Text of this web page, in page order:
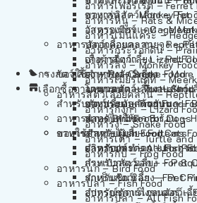
อาหารเฟอร์เร็ต – Ferret
อาหารหนู – Rats &
อาหารเม่นแคระ –
อาหารกระรอกดิน –
อาหารลิง – Monkey
อาหารเมียร์แคท –
อาหารสัตว์เลี้อยคลาน –
อาหารกิ้งก่า – Lizard
อาหารงู – Snake Food
อาหารเต่า – Turtle and
อาหารกบ – Frog Food
อาหารนก – Bird Food
อาหารปลา – Fish Food
อาหารปลา – All Fish
อาหารลิง – Monkey
อาหารเมียร์แคท –
อาหารสัตว์เลี้อยคลาน –
อาหารกิ้งก่า – Lizard
อาหารงู – Snake Food
อาหารเต่า – Turtle and
อาหารกบ – Frog Food
อาหารนก – Bird Food
อาหารปลา – Fish Food
อาหารปลา – All Fish
ของเล่นสัตว์เลี้ยง – Pet
วัสดุรองกรง – Cage
ปลอกคอและสายจูง –
เสื้อผ้าสัตว์เลี้ยง – Pet
ของใช้สำหรับสัตว์เลี้ยง – More
โดมนอนและที่นอนสัตว์เ
ของประดับสำหรับนก –
หลอดไฟให้ความร้อน –
ของใช้สำหรับผู้เลี้ยง – Items
ผลิตภัณฑ์ทำความสะอาด
กระเป๋าสัตว์เลี้ยง – Pet
รถเข็นสัตว์เลี้ยง – Pet
อุปกรณ์ตัดแต่งขนสัตว์เลี้
กรงสัตว์เลี้ยง – Pet Cages
เลือกซื้อตามหมวดสัตว์เลี้ยง –
สำหรับสัตว์เลี้ยงลูกด้วยนม –
สำหรับสุนัข – For Dogs
สำหรับแมว – For Cats
สำหรับกระต่าย – For
สำหรับกระรอก – For
สำหรับชินชิล่า – For
สำหรับชูการ์ไกลเดอร์ –